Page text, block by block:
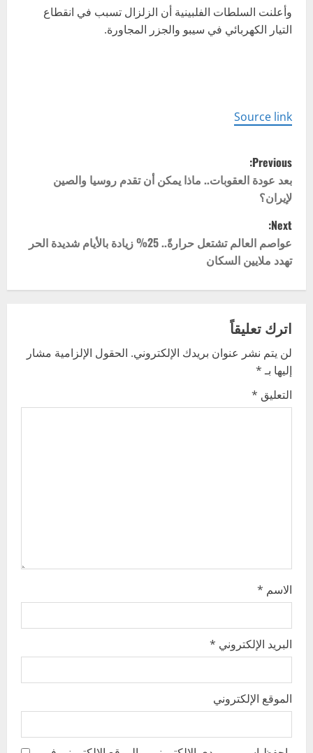
وأعلنت السلطات الفلبينية أن الزلزال تسبب في انقطاع
التيار الكهربائي في سيبو والجزر المجاورة.
Source link
P
o
s
t
n
v
i
g
Previous:
بعد عودة العقوبات.. ماذا يمكن أن تقدم روسيا والصين
لإيران؟
Next:
عواصم العالم تشتعل حرارةً.. 25% زيادة بالأيام شديدة الحر
تهدد ملايين السكان
اترك تعليقاً
لن يتم نشر عنوان بريدك الإلكتروني. الحقول الإلزامية مشار
إليها بـ*
التعليق *
الاسم *
البريد الإلكتروني *
الموقع الإلكتروني